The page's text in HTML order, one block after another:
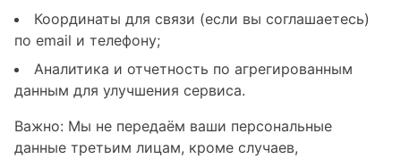
Координаты для связи (если вы соглашаетесь)
по email и телефону;
Аналитика и отчетность по агрегированным
данным для улучшения сервиса.
Важно: Мы не передаём ваши персональные
данные третьим лицам, кроме случаев,